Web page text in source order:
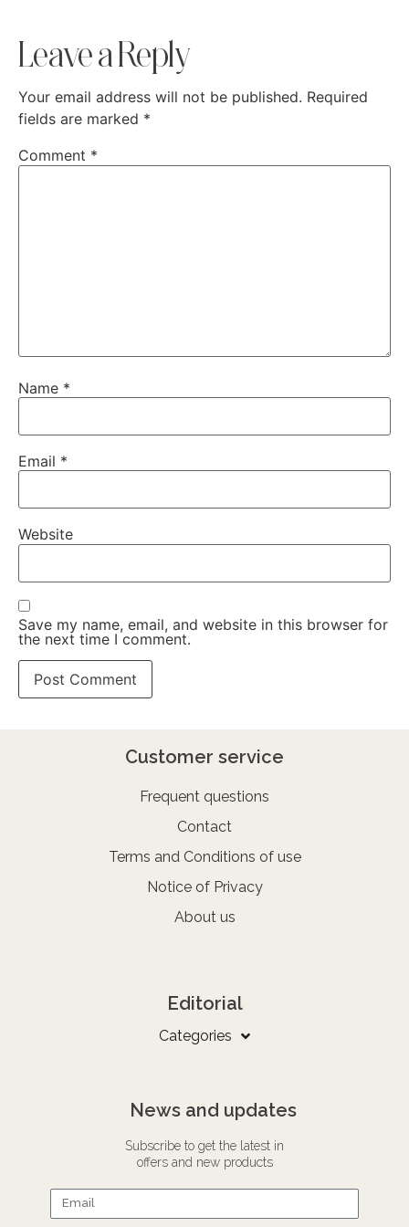
Leave a Reply
Your email address will not be published. Required
fields are marked *
Comment *
Name *
Email *
Website
Save my name, email, and website in this browser for
the next time I comment.
Customer service
Frequent questions
Contact
Terms and Conditions of use
Notice of Privacy
About us
Editorial
Categories
News and updates
Subscribe to get the latest in
offers and new products